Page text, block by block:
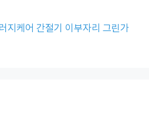
지케어 간절기 이부자리 그린가